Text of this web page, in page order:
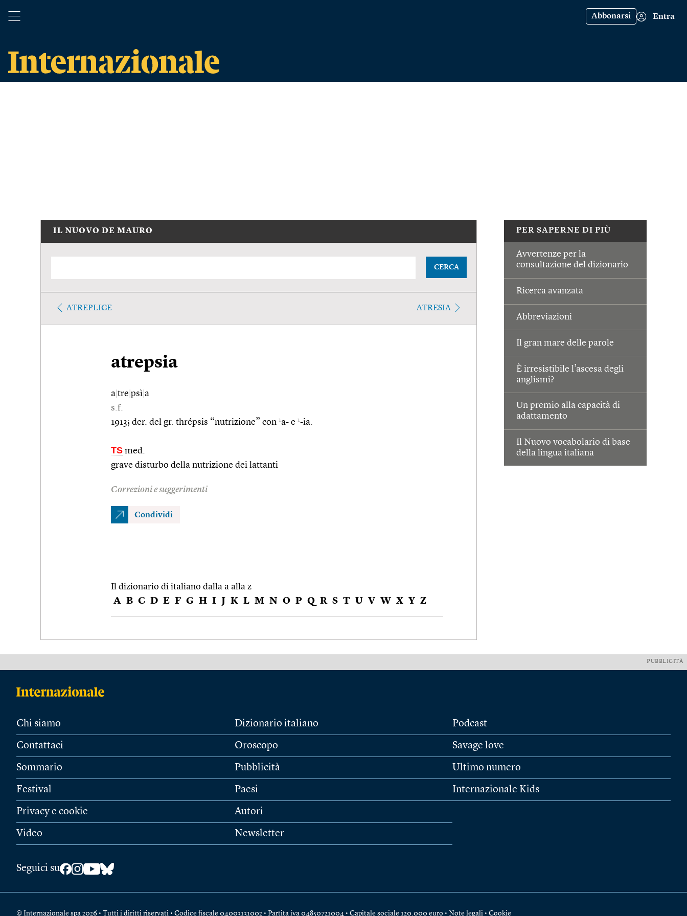
Abbonarsi Entra
PER SAPERNE DI PIÙ
Avvertenze per la
consultazione del dizionario
Ricerca avanzata
Abbreviazioni
Il gran mare delle parole
È irresistibile l’ascesa degli
anglismi?
Un premio alla capacità di
adattamento
Il Nuovo vocabolario di base
della lingua italiana
IL NUOVO DE MAURO
CERCA
ATREPLICE ATRESIA
atrepsia
a tre psì a
s.f.
1913; der. del gr. thrépsis “nutrizione” con 1a- e 1-ia.
TS med.
grave disturbo della nutrizione dei lattanti
Correzioni e suggerimenti
Condividi
Il dizionario di italiano dalla a alla z
A B C D E F G H I J K L M N O P Q R S T U V W X Y Z
PUBBLICITÀ
Chi siamo
Contattaci
Sommario
Festival
Privacy e cookie
Video
Dizionario italiano
Oroscopo
Pubblicità
Paesi
Autori
Newsletter
Podcast
Savage love
Ultimo numero
Internazionale Kids
Seguici su
© Internazionale spa 2026 • Tutti i diritti riservati • Codice fiscale 04003131002 • Partita iva 04850721004 • Capitale sociale 120.000 euro • Note legali • Cookie